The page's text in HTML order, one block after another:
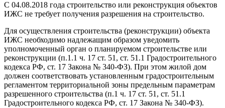
С 04.08.2018 года строительство или реконструкция объектов
ИЖС не требует получения разрешения на строительство.
Для осуществления строительства (реконструкции) объекта
ИЖС необходимо надлежащим образом уведомить
уполномоченный орган о планируемом строительстве или
реконструкции (п.1.1 ч. 17 ст. 51, ст. 51.1 Градостроительного
кодекса РФ, ст. 17 Закона № 340-ФЗ). При этом жилой дом
должен соответствовать установленным градостроительным
регламентом территориальной зоны предельным параметрам
разрешенного строительства (п.1 ч. 17 ст. 51, ст. 51.1
Градостроительного кодекса РФ, ст. 17 Закона № 340-ФЗ).